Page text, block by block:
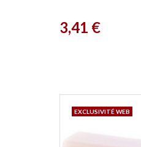
Prix
3,41 €
EXCLUSIVITÉ WEB